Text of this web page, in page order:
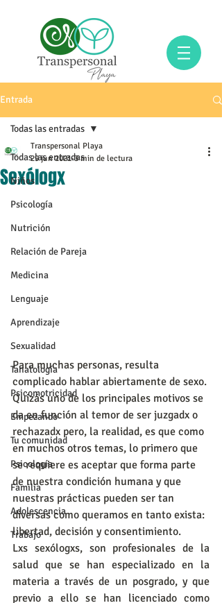
Entrada
Todas las entradas
Niños
Psicología
Nutrición
Relación de Pareja
Medicina
Lenguaje
Aprendizaje
Sexualidad
Tanatología
Psicomotricidad
Empezando
Tu comunidad
Psicología
Familia
Adolescencia
Trabajo
Todas las entradas
Sexólogx
Transpersonal Playa
29 jun 2021 3 min de lectura
Para muchas personas, resulta
complicado hablar abiertamente de sexo.
Quizás uno de los principales motivos se
da en función al temor de ser juzgadx o
rechazadx pero, la realidad, es que como
en muchos otros temas, lo primero que
se requiere es aceptar que forma parte
de nuestra condición humana y que
nuestras prácticas pueden ser tan
diversas como queramos en tanto exista:
libertad, decisión y consentimiento.
Lxs sexólogxs, son profesionales de la
salud que se han especializado en la
materia a través de un posgrado, y que
previo a ello se han licenciado como